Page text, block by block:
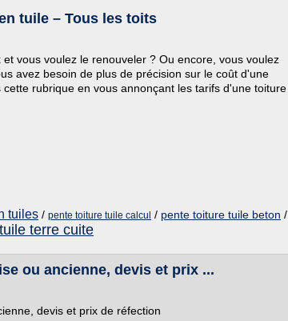
tuile – Tous les toits
vous voulez le renouveler ? Ou encore, vous voulez
avez besoin de plus de précision sur le coût d'une
rubrique en vous annonçant les tarifs d'une toiture
tuiles / pente toiture tuile calcul / pente toiture tuile beton /
terre cuite
ou ancienne, devis et prix ...
devis et prix de réfection